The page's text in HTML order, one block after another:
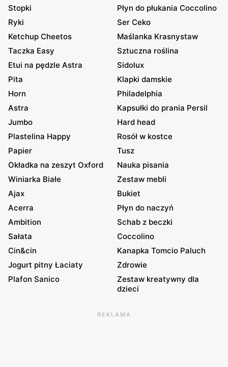
Stopki
Płyn do płukania Coccolino
Ryki
Ser Ceko
Ketchup Cheetos
Maślanka Krasnystaw
Taczka Easy
Sztuczna roślina
Etui na pędzle Astra
Sidolux
Pita
Klapki damskie
Horn
Philadelphia
Astra
Kapsułki do prania Persil
Jumbo
Hard head
Plastelina Happy
Rosół w kostce
Papier
Tusz
Okładka na zeszyt Oxford
Nauka pisania
Winiarka Białe
Zestaw mebli
Ajax
Bukiet
Acerra
Płyn do naczyń
Ambition
Schab z beczki
Sałata
Coccolino
Cin&cin
Kanapka Tomcio Paluch
Jogurt pitny Łaciaty
Zdrowie
Plafon Sanico
Zestaw kreatywny dla
dzieci
REKLAMA